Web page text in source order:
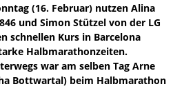
(16. Februar) nutzen Alina
und Simon Stützel von der LG
schnellen Kurs in Barcelona
Halbmarathonzeiten.
war am selben Tag Arne
Bottwartal) beim Halbmarathon